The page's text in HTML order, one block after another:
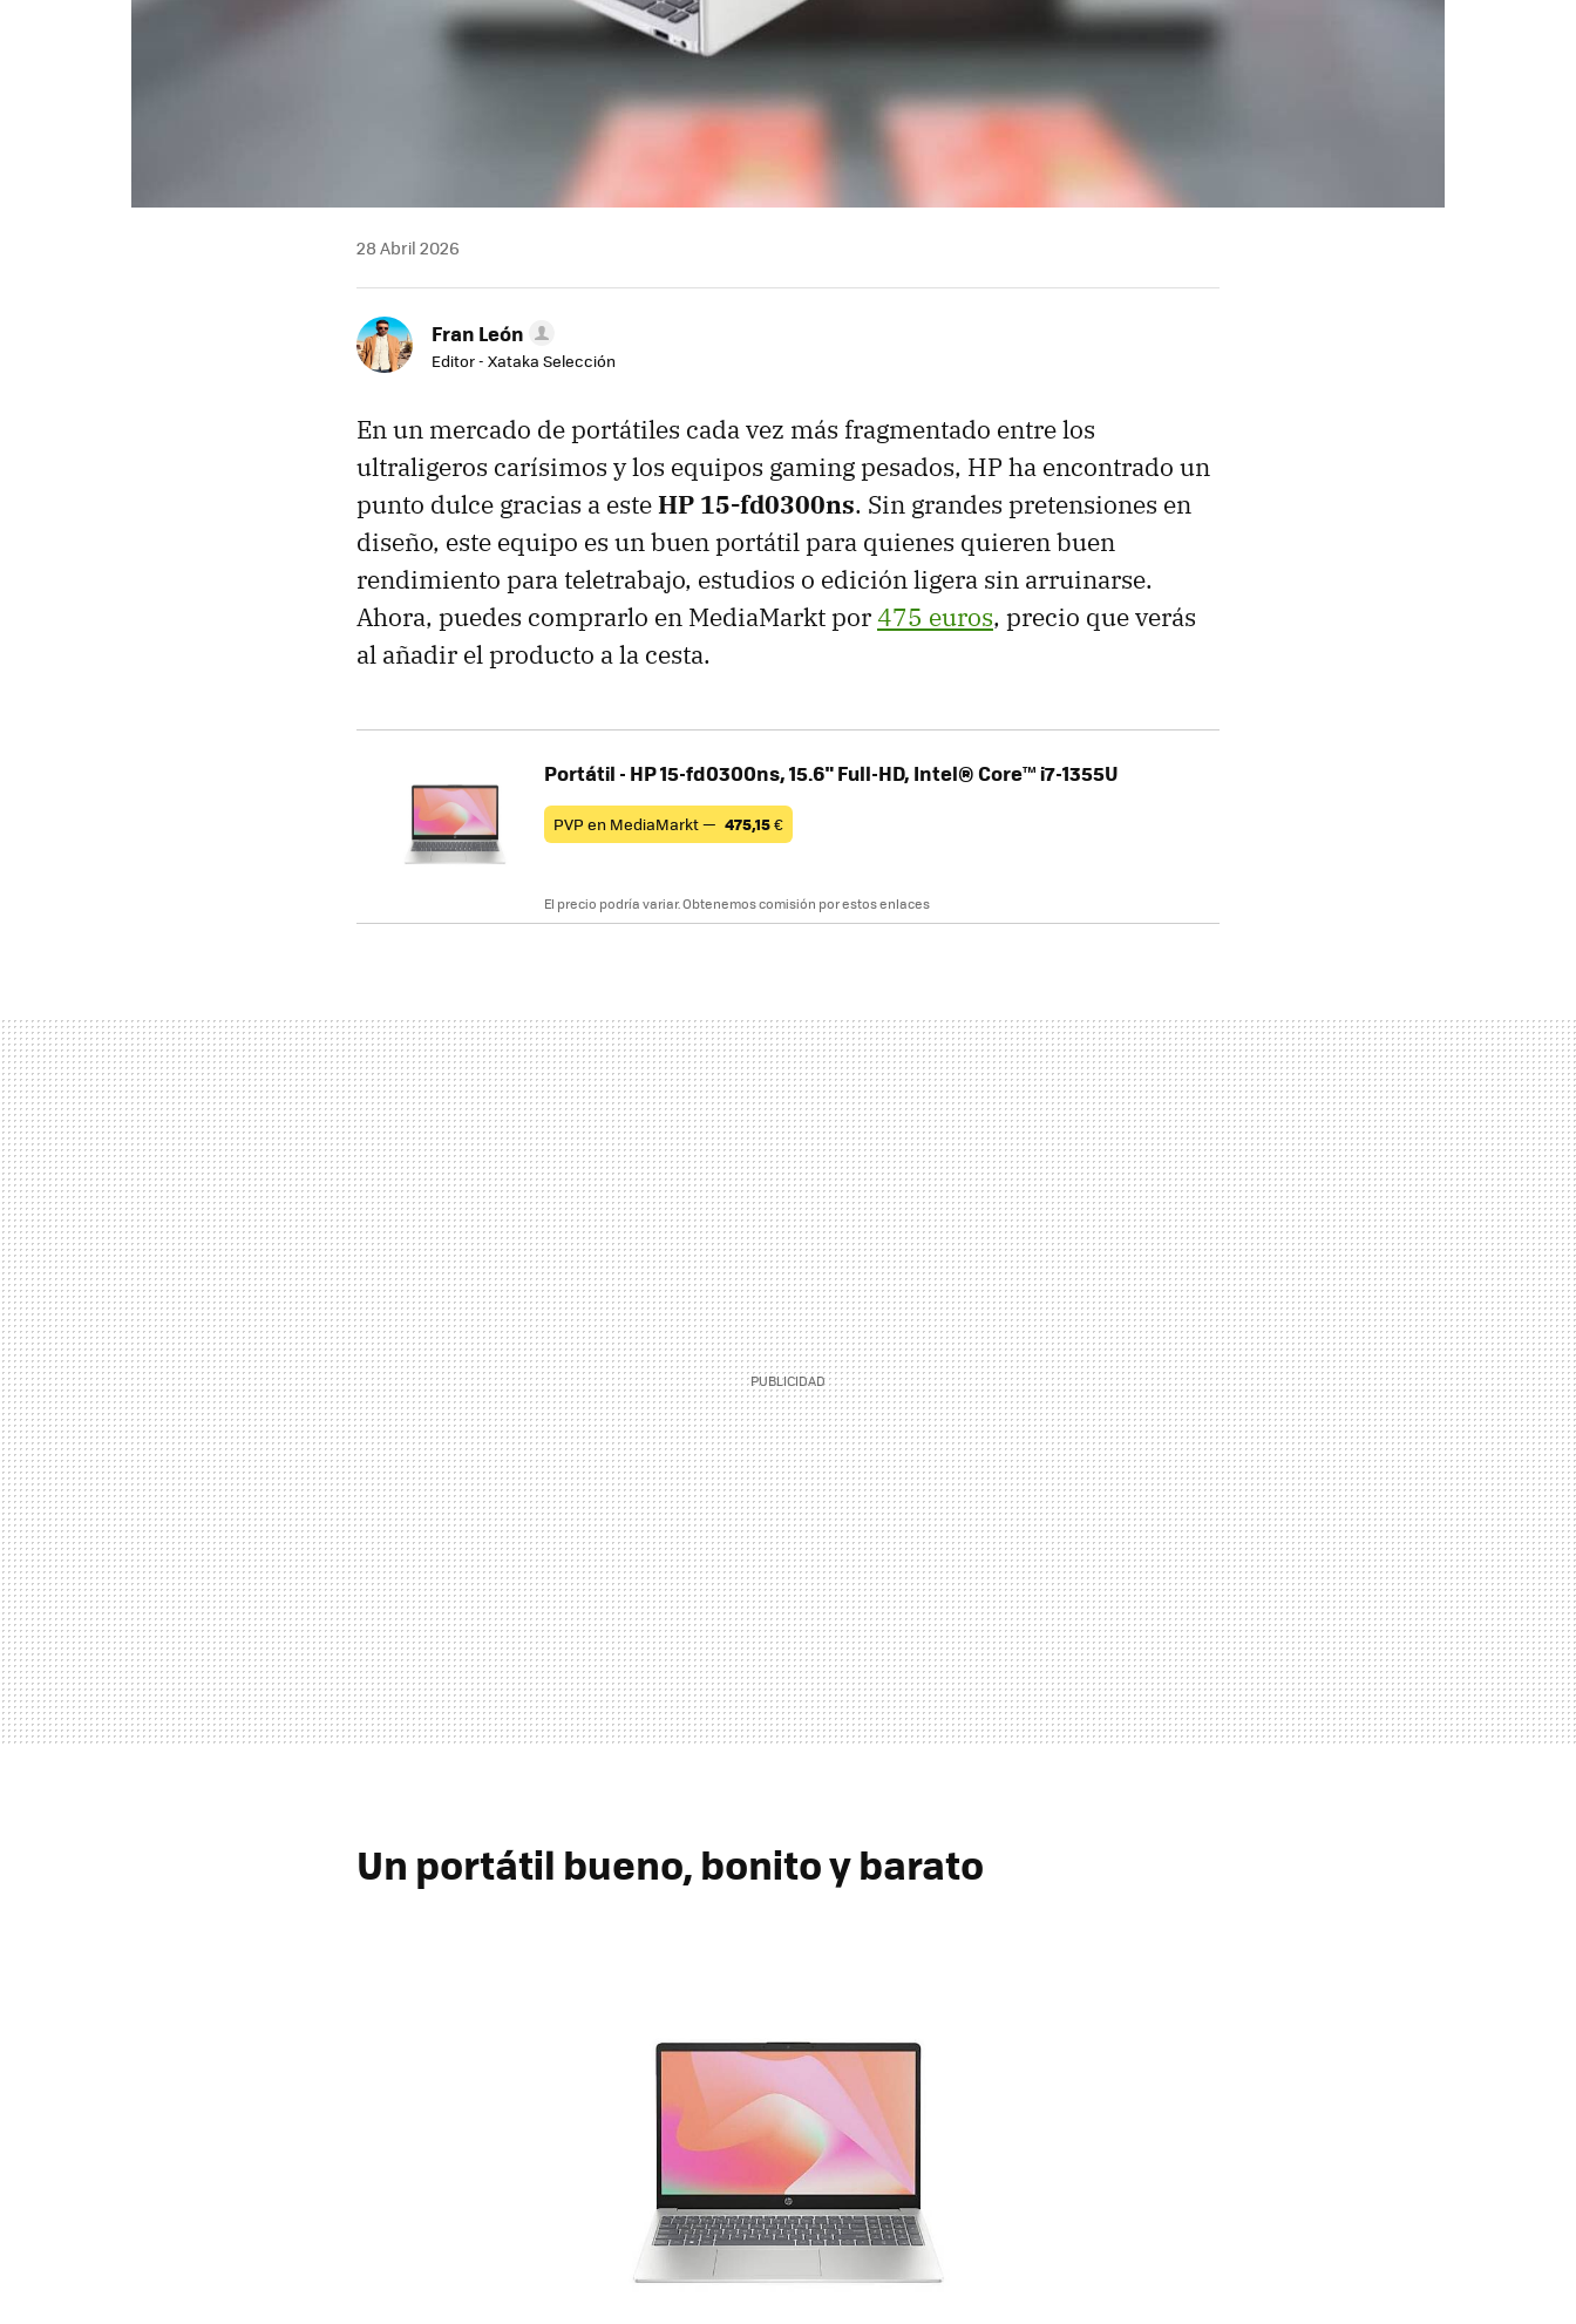
28 Abril 2026
Fran León
Editor - Xataka Selección
En un mercado de portátiles cada vez más fragmentado entre los
ultraligeros carísimos y los equipos gaming pesados, HP ha encontrado un
punto dulce gracias a esteHP 15-fd0300ns. Sin grandes pretensiones en
diseño, este equipo es un buen portátil para quienes quieren buen
rendimiento para teletrabajo, estudios o edición ligera sin arruinarse.
Ahora, puedes comprarlo en MediaMarkt por475 euros, precio que verás
al añadir el producto a la cesta.
Portátil - HP 15-fd0300ns, 15.6" Full-HD, Intel® Core™ i7-1355U
PVP en MediaMarkt — 475,15€
El precio podría variar. Obtenemos comisión por estos enlaces
Un portátil bueno, bonito y barato